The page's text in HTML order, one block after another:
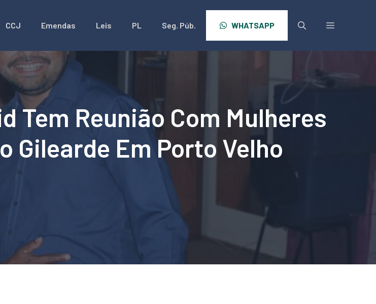
CCJ Emendas Leis PL Seg. Púb. WHATSAPP
Tem Reunião Com Mulheres
Gilearde Em Porto Velho